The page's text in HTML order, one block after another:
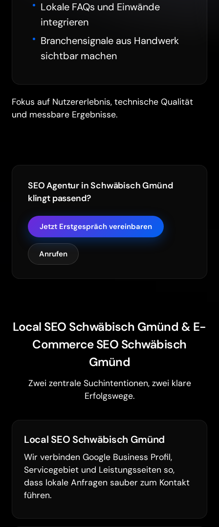
Lokale FAQs und Einwände
integrieren
Branchensignale aus Handwerk
sichtbar machen
Fokus auf Nutzererlebnis, technische Qualität
und messbare Ergebnisse.
SEO Agentur in Schwäbisch Gmünd
klingt passend?
Jetzt Erstgespräch vereinbaren
Anrufen
Local SEO Schwäbisch Gmünd & E-
Commerce SEO Schwäbisch
Gmünd
Zwei zentrale Suchintentionen, zwei klare
Erfolgswege.
Local SEO Schwäbisch Gmünd
Wir verbinden Google Business Profil,
Servicegebiet und Leistungsseiten so,
dass lokale Anfragen sauber zum Kontakt
führen.